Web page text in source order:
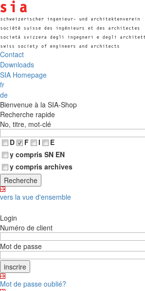
Contact
Downloads
SIA Homepage
fr
de
Bienvenue à la SIA-Shop
Recherche rapide
No, titre, mot-clé
D
F I
E
y compris SN EN
y compris archives
vers la vue d'ensemble
Login
Numéro de client
Mot de passe
Mot de passe oublié?